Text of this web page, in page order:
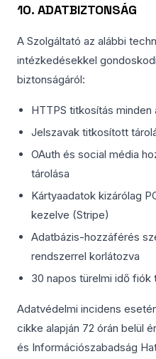
10. ADATBIZTONSÁG
A Szolgáltató az alábbi
intézkedésekkel
biztonságáról:
HTTPS titkosítás
Jelszavak titkosított
OAuth és social média
tárolása
Kártyaadatok kizárólag
kezelve (Stripe)
Adatbázis-hozzáférés
rendszerrel korlátozva
30 napos türelmi idő fiók
Adatvédelmi incidens
cikke alapján 72 órán belül
és Információszabadság